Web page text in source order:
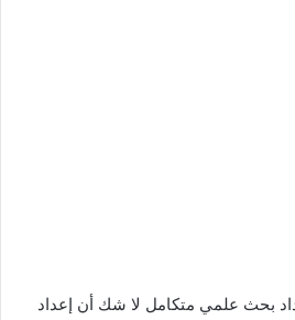
بحث علمي متكامل لا شك أن إعداد